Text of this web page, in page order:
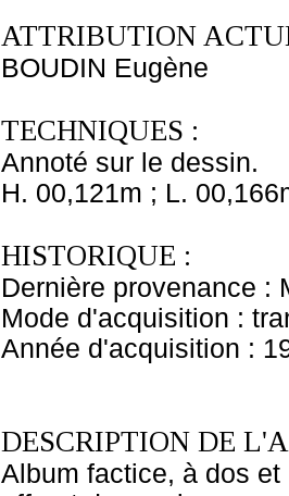
ATTRIBUTION
BOUDIN Eugène
TECHNIQUES :
Annoté sur le dessin.
H. 00,121m ; L.
HISTORIQUE :
Dernière provenance :
Mode d'acquisition :
Année d'acquisition :
DESCRIPTION DE
Album factice, à dos